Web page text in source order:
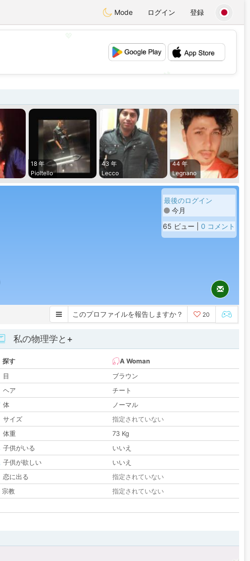
Mode ログイン 登録
18 年
Pioltello
43 年
Lecco
44 年
Legnano
最後のログイン
今月
65 ビュー | 0 コメント
このプロファイルを報告しますか？ 20
私の物理学と+
探す
A Woman
目
ブラウン
ヘア
チート
体
ノーマル
サイズ
指定されていない
体重
73 Kg
子供がいる
いいえ
子供が欲しい
いいえ
恋に出る
指定されていない
宗教
指定されていない